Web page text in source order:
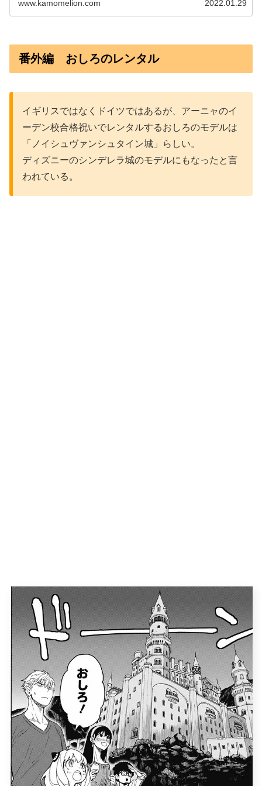
www.kamomelion.com 2022.01.29
番外編 おしろのレンタル
イギリスではなくドイツではあるが、アーニャのイ
ーデン校合格祝いでレンタルするおしろのモデルは
「ノイシュヴァンシュタイン城」らしい。
ディズニーのシンデレラ城のモデルにもなったと言
われている。